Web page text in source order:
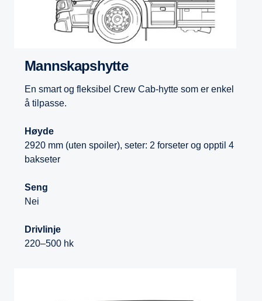
Mannskapshytte
En smart og fleksibel Crew Cab-hytte som er enkel
å tilpasse.
Høyde
2920 mm (uten spoiler), seter: 2 forseter og opptil 4
bakseter
Seng
Nei
Drivlinje
220–500 hk